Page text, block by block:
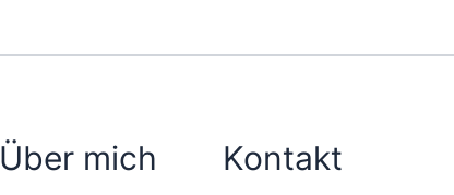
Über mich Kontakt